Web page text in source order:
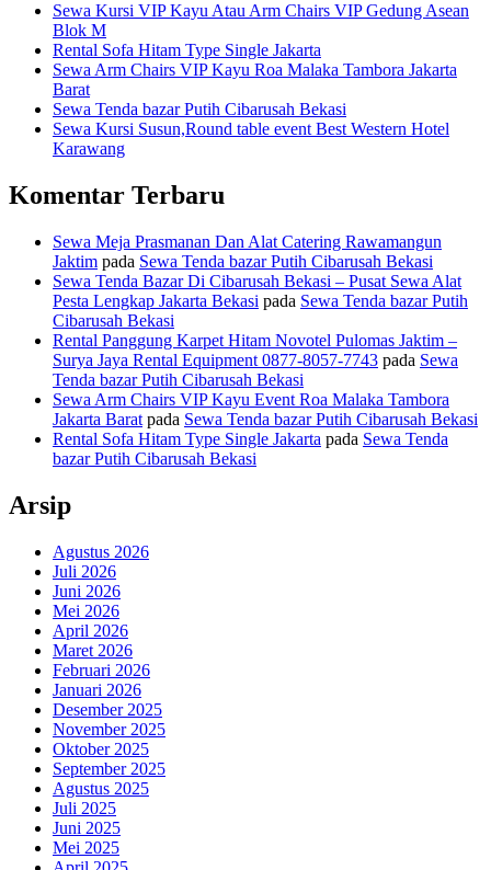
Sewa Kursi VIP Kayu Atau Arm Chairs VIP Gedung Asean
Blok M
Rental Sofa Hitam Type Single Jakarta
Sewa Arm Chairs VIP Kayu Roa Malaka Tambora Jakarta
Barat
Sewa Tenda bazar Putih Cibarusah Bekasi
Sewa Kursi Susun,Round table event Best Western Hotel
Karawang
Komentar Terbaru
Sewa Meja Prasmanan Dan Alat Catering Rawamangun
Jaktim pada Sewa Tenda bazar Putih Cibarusah Bekasi
Sewa Tenda Bazar Di Cibarusah Bekasi – Pusat Sewa Alat
Pesta Lengkap Jakarta Bekasi pada Sewa Tenda bazar Putih
Cibarusah Bekasi
Rental Panggung Karpet Hitam Novotel Pulomas Jaktim –
Surya Jaya Rental Equipment 0877-8057-7743 pada Sewa
Tenda bazar Putih Cibarusah Bekasi
Sewa Arm Chairs VIP Kayu Event Roa Malaka Tambora
Jakarta Barat pada Sewa Tenda bazar Putih Cibarusah Bekasi
Rental Sofa Hitam Type Single Jakarta pada Sewa Tenda
bazar Putih Cibarusah Bekasi
Arsip
Agustus 2026
Juli 2026
Juni 2026
Mei 2026
April 2026
Maret 2026
Februari 2026
Januari 2026
Desember 2025
November 2025
Oktober 2025
September 2025
Agustus 2025
Juli 2025
Juni 2025
Mei 2025